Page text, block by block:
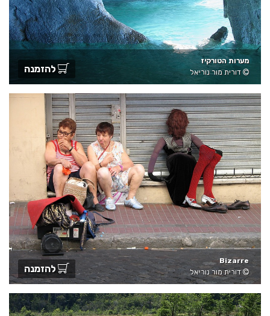
מערות הטורקיז
דורית מור נוריאל
להזמנה
Bizarre
דורית מור נוריאל
להזמנה